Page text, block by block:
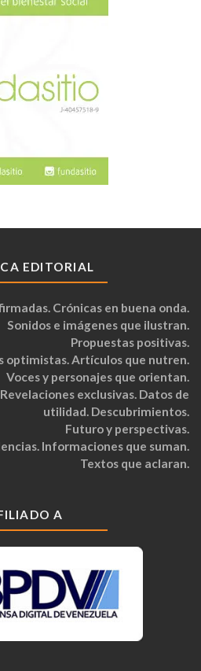
EDITORIAL
Crónicas en buena onda.
Sonidos e imágenes que ilustran.
Propuestas positivas.
optimistas. Artículos que nutren.
Voces y personajes que orientan.
exclusivas. Datos de
utilidad. Descubrimientos.
Futuro y perspectivas.
Informaciones que suman.
Textos que aclaran.
A